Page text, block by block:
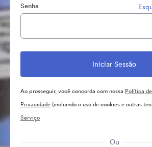
Senha
Ao prosseguir, você concorda com nossa Política de
Privacidade(incluindo o uso de cookies e outras
Serviço
Ou